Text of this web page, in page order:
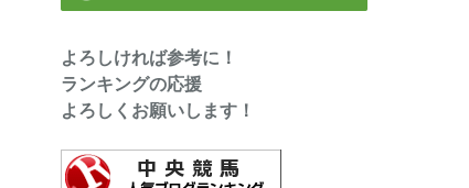
よろしければ参考に！
ランキングの応援
よろしくお願いします！